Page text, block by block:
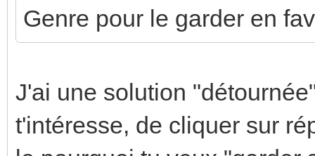
Genre pour le garder en
J'ai une solution
t'intéresse, de cliquer sur